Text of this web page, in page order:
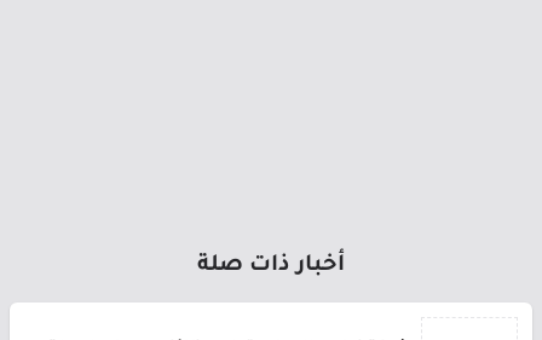
أخبار ذات صلة